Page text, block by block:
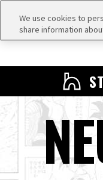
We use cookies to
share information